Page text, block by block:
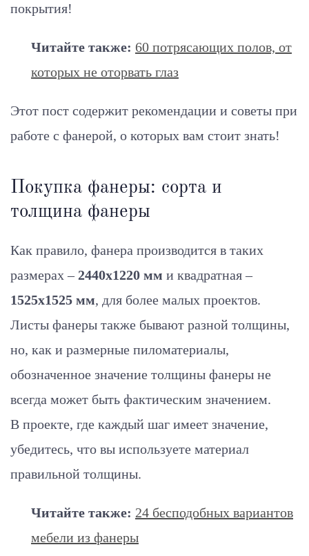
покрытия!
Читайте также: 60 потрясающих полов, от
которых не оторвать глаз
Этот пост содержит рекомендации и советы при
работе с фанерой, о которых вам стоит знать!
Покупка фанеры: сорта и
толщина фанеры
Как правило, фанера производится в таких
размерах –2440х1220 мм и квадратная –
1525х1525 мм, для более малых проектов.
Листы фанеры также бывают разной толщины,
но, как и размерные пиломатериалы,
обозначенное значение толщины фанеры не
всегда может быть фактическим значением.
В проекте, где каждый шаг имеет значение,
убедитесь, что вы используете материал
правильной толщины.
Читайте также: 24 бесподобных вариантов
мебели из фанеры